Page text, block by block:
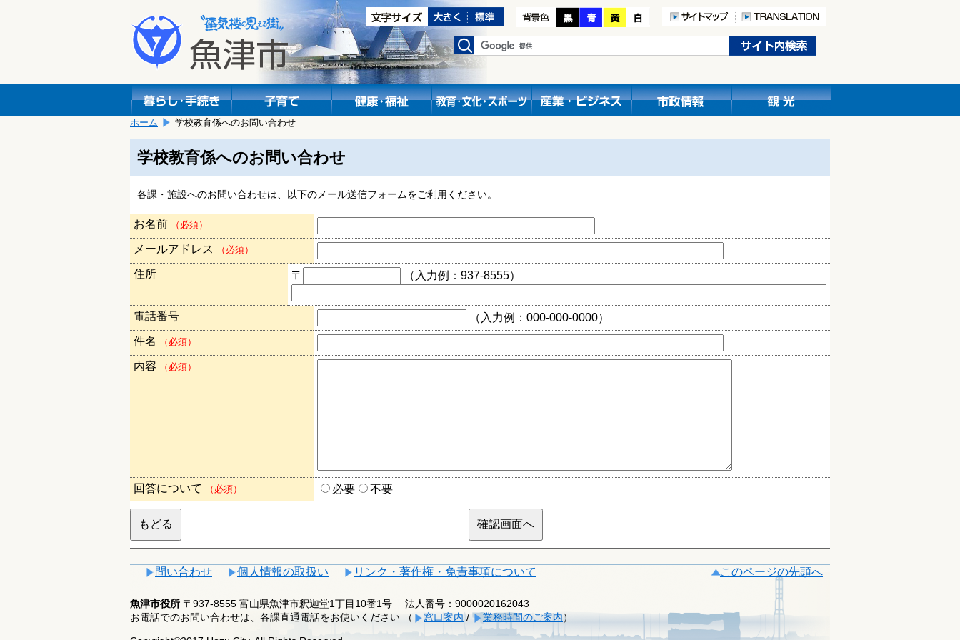
し
ホーム 学校教育係へのお問い合わせ
学校教育係へのお問い合わせ
各課・施設へのお問い合わせは、以下のメール送信フォームをご利用ください。
お名前 （必須）
メールアドレス （必須）
住所 〒 （入力例：937-8555）
電話番号
（入力例：000-000-0000）
件名
（必須）
内容 （必須）
回答について （必須） 必要 不要
問い合わせ 個人情報の取扱い リンク・著作権・免責事項について このページの先頭へ
魚津市役所 〒937-8555 富山県魚津市釈迦堂1丁目10番1号
法人番号：9000020162043
お電話でのお問い合わせは、各課直通電話をお使いください （
窓口案内/ 業務時間のご案内）